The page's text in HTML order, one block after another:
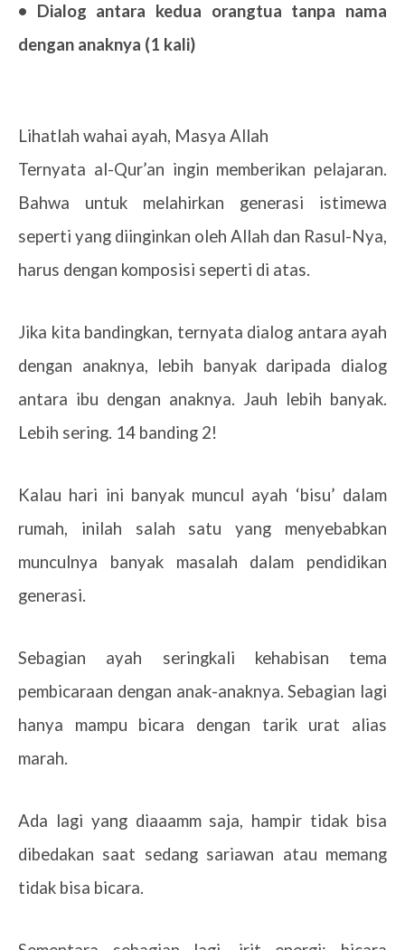
• Dialog antara kedua orangtua tanpa nama
dengan anaknya (1 kali)
Lihatlah wahai ayah, Masya Allah
Ternyata al-Qur’an ingin memberikan pelajaran.
Bahwa untuk melahirkan generasi istimewa
seperti yang diinginkan oleh Allah dan Rasul-Nya,
harus dengan komposisi seperti di atas.
Jika kita bandingkan, ternyata dialog antara ayah
dengan anaknya, lebih banyak daripada dialog
antara ibu dengan anaknya. Jauh lebih banyak.
Lebih sering. 14 banding 2!
Kalau hari ini banyak muncul ayah ‘bisu’ dalam
rumah, inilah salah satu yang menyebabkan
munculnya banyak masalah dalam pendidikan
generasi.
Sebagian ayah seringkali kehabisan tema
pembicaraan dengan anak-anaknya. Sebagian lagi
hanya mampu bicara dengan tarik urat alias
marah.
Ada lagi yang diaaamm saja, hampir tidak bisa
dibedakan saat sedang sariawan atau memang
tidak bisa bicara.